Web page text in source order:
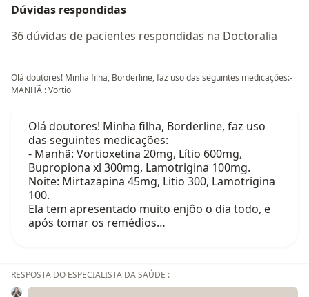
Dúvidas respondidas
36 dúvidas de pacientes respondidas na Doctoralia
Olá doutores! Minha filha, Borderline, faz uso das seguintes medicações:-
MANHÃ : Vortio
Olá doutores! Minha filha, Borderline, faz uso
das seguintes medicações:
- Manhã: Vortioxetina 20mg, Lítio 600mg,
Bupropiona xl 300mg, Lamotrigina 100mg.
Noite: Mirtazapina 45mg, Litio 300, Lamotrigina
100.
Ela tem apresentado muito enjôo o dia todo, e
após tomar os remédios…
RESPOSTA DO ESPECIALISTA DA SAÚDE :